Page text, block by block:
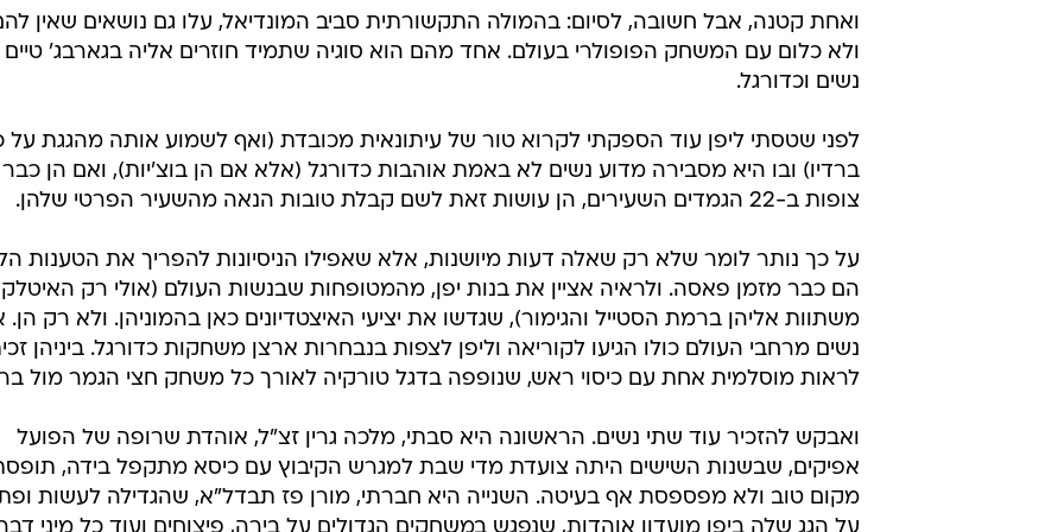
ואחת קטנה, אבל חשובה, לסיום: בהמולה התקשורתית סביב המונדיאל, עלו גם נושאים שאין
ולא כלום עם המשחק הפופולרי בעולם. אחד מהם הוא סוגיה שתמיד חוזרים אליה בגארבג'
נשים וכדורגל.
לפני שטסתי ליפן עוד הספקתי לקרוא טור של עיתונאית מכובדת (ואף לשמוע אותה מהגגת על
ברדיו) ובו היא מסבירה מדוע נשים לא באמת אוהבות כדורגל (אלא אם הן בוצ'יות), ואם הן כבר
צופות ב-22 הגמדים השעירים, הן עושות זאת לשם קבלת טובות הנאה מהשעיר הפרטי שלהן.
על כך נותר לומר שלא רק שאלה דעות מיושנות, אלא שאפילו הניסיונות להפריך את הטענות
הם כבר מזמן פאסה. ולראיה אציין את בנות יפן, מהמטופחות שבנשות העולם (אולי רק
משתוות אליהן ברמת הסטייל והגימור), שגדשו את יציעי האיצטדיונים כאן בהמוניהן. ולא רק הן.
נשים מרחבי העולם כולו הגיעו לקוריאה וליפן לצפות בנבחרות ארצן משחקות כדורגל. ביניהן
לראות מוסלמית אחת עם כיסוי ראש, שנופפה בדגל טורקיה לאורך כל משחק חצי הגמר מול
ואבקש להזכיר עוד שתי נשים. הראשונה היא סבתי, מלכה גרין זצ"ל, אוהדת שרופה של הפועל
אפיקים, שבשנות השישים היתה צועדת מדי שבת למגרש הקיבוץ עם כיסא מתקפל בידה,
מקום טוב ולא מפספסת אף בעיטה. השנייה היא חברתי, מורן פז תבדל"א, שהגדילה לעשות